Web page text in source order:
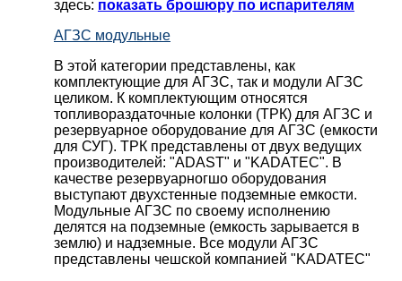
здесь: показать брошюру по испарителям
АГЗС модульные
В этой категории представлены, как
комплектующие для АГЗС, так и модули АГЗС
целиком. К комплектующим относятся
топливораздаточные колонки (ТРК) для АГЗС и
резервуарное оборудование для АГЗС (емкости
для СУГ). ТРК представлены от двух ведущих
производителей: "ADAST" и "KADATEC". В
качестве резервуарногшо оборудования
выступают двухстенные подземные емкости.
Модульные АГЗС по своему исполнению
делятся на подземные (емкость зарывается в
землю) и надземные. Все модули АГЗС
представлены чешской компанией "KADATEC"